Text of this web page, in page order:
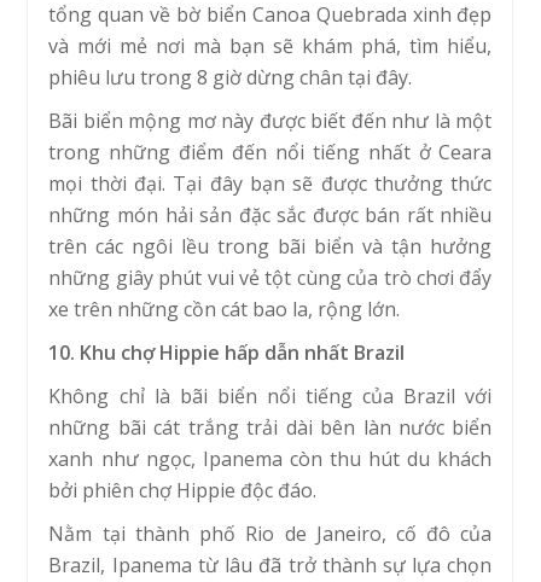
tổng quan về bờ biển Canoa Quebrada xinh đẹp
và mới mẻ nơi mà bạn sẽ khám phá, tìm hiểu,
phiêu lưu trong 8 giờ dừng chân tại đây.
Bãi biển mộng mơ này được biết đến như là một
trong những điểm đến nổi tiếng nhất ở Ceara
mọi thời đại. Tại đây bạn sẽ được thưởng thức
những món hải sản đặc sắc được bán rất nhiều
trên các ngôi lều trong bãi biển và tận hưởng
những giây phút vui vẻ tột cùng của trò chơi đẩy
xe trên những cồn cát bao la, rộng lớn.
10. Khu chợ Hippie hấp dẫn nhất Brazil
Không chỉ là bãi biển nổi tiếng của Brazil với
những bãi cát trắng trải dài bên làn nước biển
xanh như ngọc, Ipanema còn thu hút du khách
bởi phiên chợ Hippie độc đáo.
Nằm tại thành phố Rio de Janeiro, cố đô của
Brazil, Ipanema từ lâu đã trở thành sự lựa chọn